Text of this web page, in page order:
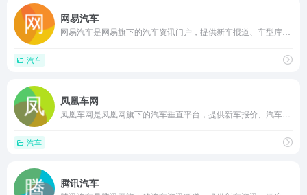
网易汽车
汽车
凤凰车网
汽车
腾讯汽车